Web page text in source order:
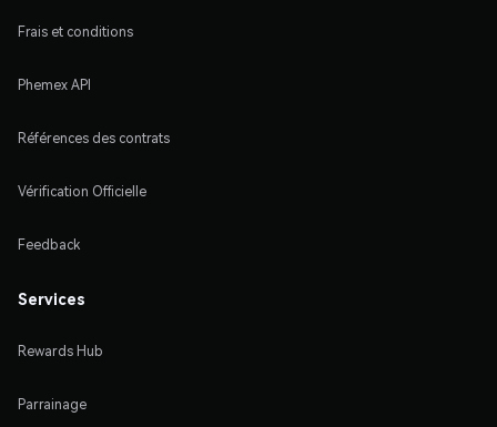
Frais et conditions
Phemex API
Références des contrats
Vérification Officielle
Feedback
Services
Rewards Hub
Parrainage